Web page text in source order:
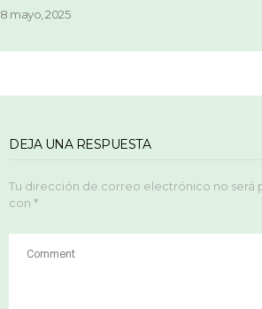
8 mayo, 2025
DEJA UNA RESPUESTA
Tu dirección de correo electrónico no será
con *